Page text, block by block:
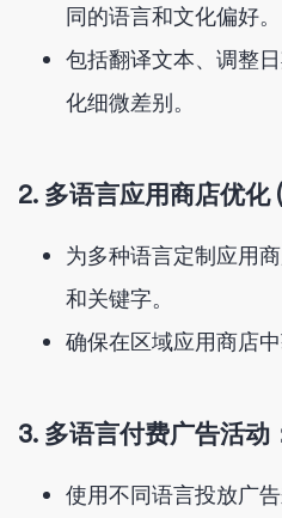
同的语言和文化偏好。
包括翻译文本、调整
化细微差别。
2. 多语言应用商店优化
为多种语言定制应用
和关键字。
确保在区域应用商店
3. 多语言付费广告活动
使用不同语言投放广告